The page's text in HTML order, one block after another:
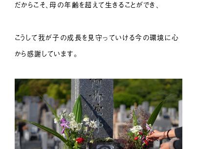
だからこそ、母の年齢を超えて生きることができ、
こうして我が子の成長を見守っていける今の環境に心
から感謝しています。